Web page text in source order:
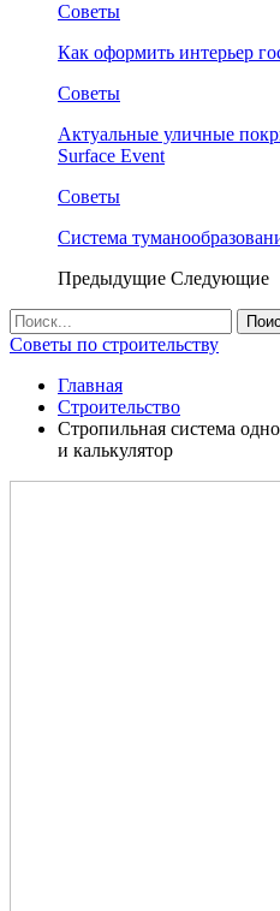
Советы
Как оформить интерьер
Советы
Актуальные уличные
Surface Event
Советы
Система
Предыдущие Следующие
Советы по строительству
Главная
Строительство
Стропильная система
и калькулятор